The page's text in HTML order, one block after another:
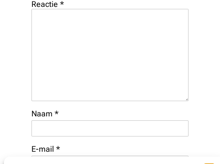
Reactie *
Naam *
E-mail *